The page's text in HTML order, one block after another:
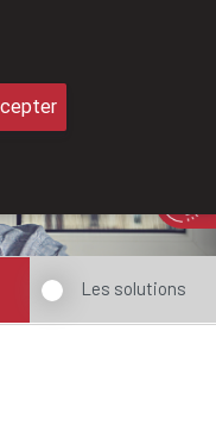
Les solutions